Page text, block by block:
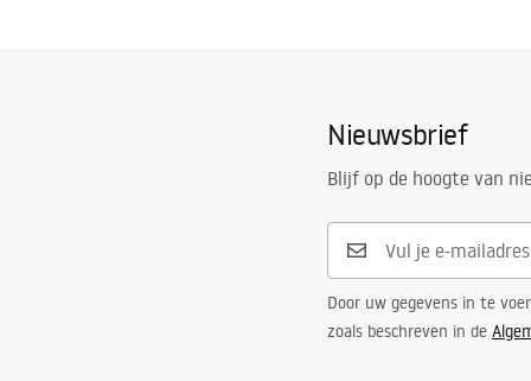
Nieuwsbrief
Blijf op de hoogte van
Door uw gegevens in te
zoals beschreven in de